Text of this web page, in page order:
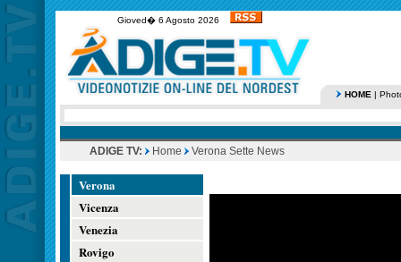
Gioved� 6 Agosto 2026
HOME |
ADIGE TV: Home Verona Sette News
Verona
Vicenza
Venezia
Rovigo